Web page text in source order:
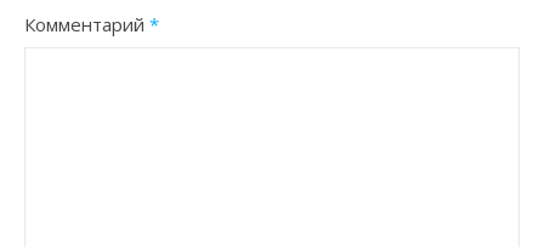
Комментарий *